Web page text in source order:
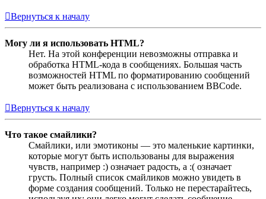
Вернуться к началу
Могу ли я использовать HTML?
Нет. На этой конференции невозможны отправка и
обработка HTML-кода в сообщениях. Большая часть
возможностей HTML по форматированию сообщений
может быть реализована с использованием BBCode.
Вернуться к началу
Что такое смайлики?
Смайлики, или эмотиконы — это маленькие картинки,
которые могут быть использованы для выражения
чувств, например :) означает радость, а :( означает
грусть. Полный список смайликов можно увидеть в
форме создания сообщений. Только не перестарайтесь,